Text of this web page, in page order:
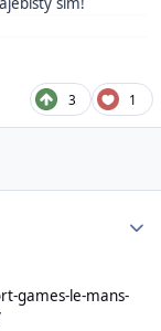
3 1
games-le-mans-